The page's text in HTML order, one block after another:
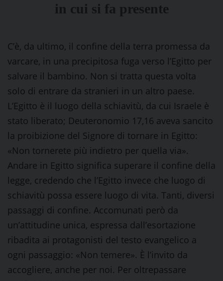
in cui si fa presente
C’è, da ultimo, il confine della terra promessa da
varcare, in una precipitosa fuga verso l’Egitto per
salvare il bambino. Non si tratta questa volta
solo di entrare da stranieri in un altro paese.
L’Egitto è il luogo della schiavitù, da cui Israele è
stato liberato; Deuteronomio 17,16 aveva sancito
la proibizione del Signore di tornare in Egitto:
«Non tornerete più indietro per quella via».
Andare in Egitto significa superare il confine della
legge, credendo che l’Egitto invece che luogo di
schiavitù possa essere luogo di vita. Tanti, diversi
passaggi di confine. Accomunati però da
un’attitudine unica, espressa dall’esortazione
ribadita ai protagonisti del testo evangelico a
ogni passaggio: «Non temere». È l’invito da
accogliere, anche per noi. Per oltrepassare